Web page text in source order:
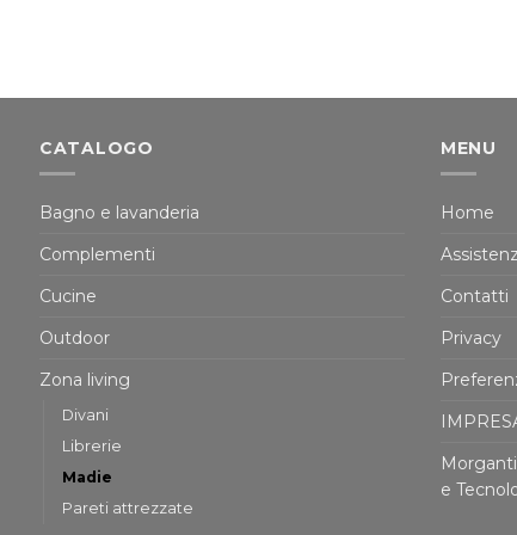
CATALOGO
Bagno e lavanderia
Complementi
Cucine
Outdoor
Zona living
Divani
Librerie
Madie
Pareti attrezzate
MENU
Home
Contatti
Privacy
e